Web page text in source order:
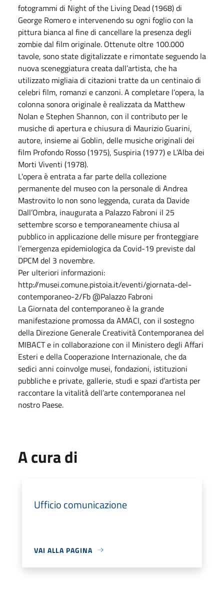
fotogrammi di Night of the Living Dead (1968) di
George Romero e intervenendo su ogni foglio con la
pittura bianca al fine di cancellare la presenza degli
zombie dal film originale. Ottenute oltre 100.000
tavole, sono state digitalizzate e rimontate seguendo la
nuova sceneggiatura creata dall’artista, che ha
utilizzato migliaia di citazioni tratte da un centinaio di
celebri film, romanzi e canzoni. A completare l’opera, la
colonna sonora originale è realizzata da Matthew
Nolan e Stephen Shannon, con il contributo per le
musiche di apertura e chiusura di Maurizio Guarini,
autore, insieme ai Goblin, delle musiche originali dei
film Profondo Rosso (1975), Suspiria (1977) e L’Alba dei
Morti Viventi (1978).
L'opera è entrata a far parte della collezione
permanente del museo con la personale di Andrea
Mastrovito Io non sono leggenda, curata da Davide
Dall’Ombra, inaugurata a Palazzo Fabroni il 25
settembre scorso e temporaneamente chiusa al
pubblico in applicazione delle misure per fronteggiare
l’emergenza epidemiologica da Covid-19 previste dal
DPCM del 3 novembre.
Per ulteriori informazioni:
http://musei.comune.pistoia.it/eventi/giornata-del-
contemporaneo-2/Fb @Palazzo Fabroni
La Giornata del contemporaneo è la grande
manifestazione promossa da AMACI, con il sostegno
della Direzione Generale Creatività Contemporanea del
MIBACT e in collaborazione con il Ministero degli Affari
Esteri e della Cooperazione Internazionale, che da
sedici anni coinvolge musei, fondazioni, istituzioni
pubbliche e private, gallerie, studi e spazi d’artista per
raccontare la vitalità dell’arte contemporanea nel
nostro Paese.
A cura di
Ufficio comunicazione
VAI ALLA PAGINA